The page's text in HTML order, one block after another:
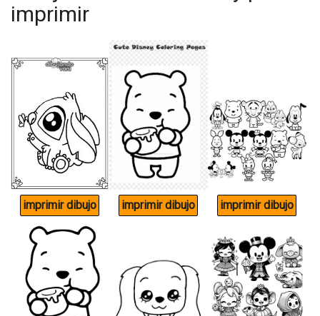
imprimir